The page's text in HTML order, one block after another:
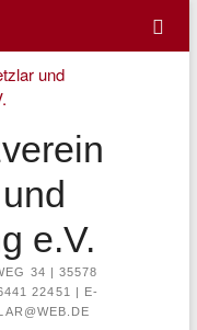
e.V.
34 | 35578
22451 | E-